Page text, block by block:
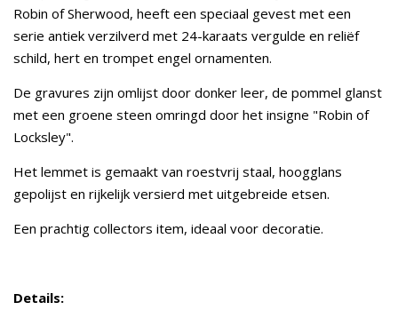
Robin of Sherwood, heeft een speciaal gevest met een
serie antiek verzilverd met 24-karaats vergulde en reliëf
schild, hert en trompet engel ornamenten.
De gravures zijn omlijst door donker leer, de pommel glanst
met een groene steen omringd door het insigne "Robin of
Locksley".
Het lemmet is gemaakt van roestvrij staal, hoogglans
gepolijst en rijkelijk versierd met uitgebreide etsen.
Een prachtig collectors item, ideaal voor decoratie.
Details: